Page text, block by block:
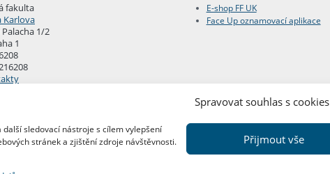
Spravovat souhlas s cookies
sledovací nástroje s cílem vylepšení
stránek a zjištění zdroje návštěvnosti.
Přijmout vše
fakulta
Karlova
Palacha 1/2
1
E-shop FF UK
Face Up oznamovací aplikace